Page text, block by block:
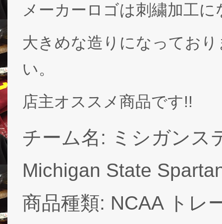
メーカーロゴは刺繍加工
大きめな造りになってお
い。
店主オススメ商品です!!
チーム名: ミシガンス
Michigan State
商品種類: NCAA トレ